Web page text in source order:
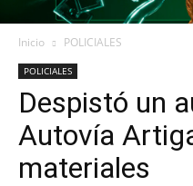
Inicio POLICIALES
POLICIALES
Despistó un
Autovía
materiales